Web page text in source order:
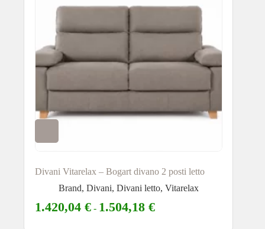
Divani Vitarelax – Bogart divano 2 posti letto
Brand, Divani, Divani letto, Vitarelax
1.420,04 € - 1.504,18 €